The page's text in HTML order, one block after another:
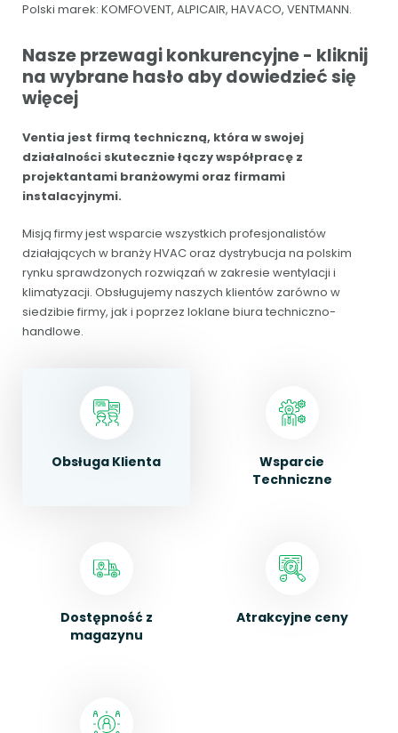
Polski marek: KOMFOVENT, ALPICAIR, HAVACO, VENTMANN.
Nasze przewagi konkurencyjne - kliknij
na wybrane hasło aby dowiedzieć się
więcej
Ventia jest firmą techniczną, która w swojej
działalności skutecznie łączy współpracę z
projektantami branżowymi oraz firmami
instalacyjnymi.
Misją firmy jest wsparcie wszystkich profesjonalistów
działających w branży HVAC oraz dystrybucja na polskim
rynku sprawdzonych rozwiązań w zakresie wentylacji i
klimatyzacji. Obsługujemy naszych klientów zarówno w
siedzibie firmy, jak i poprzez loklane biura techniczno-
handlowe.
Obsługa Klienta
Wsparcie
Techniczne
Dostępność z
magazynu
Atrakcyjne ceny